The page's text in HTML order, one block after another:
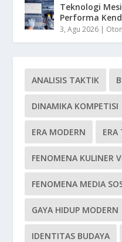
Teknologi
Performa
3, Agu 2026 |
ANALISIS TAKTIK
DINAMIKA KOMPETISI
ERA MODERN ERA
FENOMENA KULINER
FENOMENA MEDIA
GAYA HIDUP MODERN
IDENTITAS BUDAYA